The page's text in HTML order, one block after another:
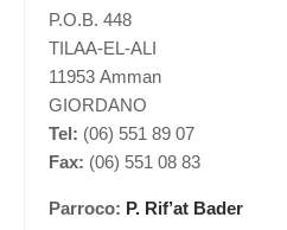
P.O.B. 448
TILAA-EL-ALI
11953 Amman
GIORDANO
Tel:(06) 551 89 07
Fax:(06) 551 08 83
Parroco:P. Rif’at Bader